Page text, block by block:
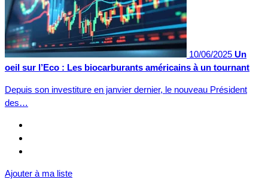
10/06/2025 Un
oeil sur l’Eco : Les biocarburants américains à un tournant
Depuis son investiture en janvier dernier, le nouveau Président
des…
Ajouter à ma liste